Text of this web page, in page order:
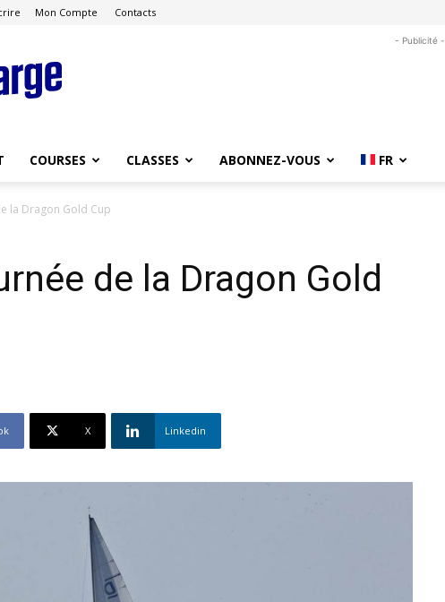
Mon Compte Contacts
- Publicité -
COURSES CLASSES ABONNEZ-VOUS FR
la Dragon Gold Cup
de la Dragon Gold
X Linkedin